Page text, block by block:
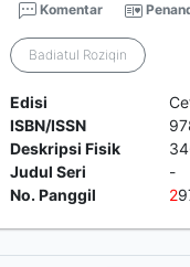
Komentar
Badiatul Roziqin
Edisi
ISBN/ISSN
Deskripsi Fisik
Judul Seri
-
No. Panggil
2